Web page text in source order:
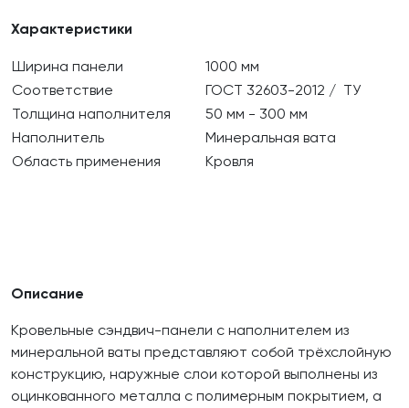
Характеристики
Ширина панели
1000 мм
Соответствие
ГОСТ 32603-2012 / ТУ
Толщина наполнителя
50 мм - 300 мм
Наполнитель
Минеральная вата
Область применения
Кровля
Описание
Кровельные сэндвич-панели с наполнителем из
минеральной ваты представляют собой трёхслойную
конструкцию, наружные слои которой выполнены из
оцинкованного металла с полимерным покрытием, а